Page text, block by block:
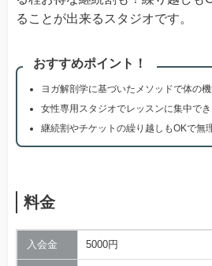
ることが出来るスタジオです。
おすすめポイント！
ヨガ解剖学に基づいたメソッドで体の
女性専用スタジオでレッスンに集中で
継続割やチケットの繰り越しもOKで無
料金
入会金 5000円